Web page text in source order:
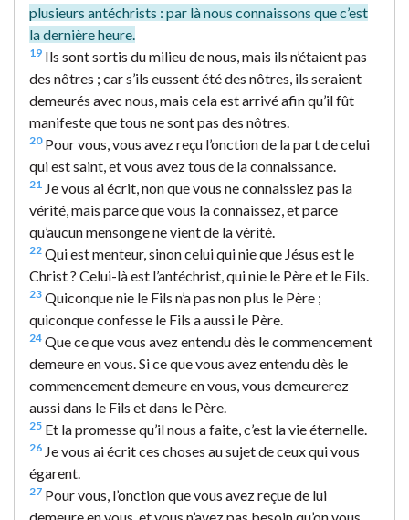
plusieurs antéchrists : par là nous connaissons que c’est
la dernière heure.
19 Ils sont sortis du milieu de nous, mais ils n’étaient pas
des nôtres ; car s’ils eussent été des nôtres, ils seraient
demeurés avec nous, mais cela est arrivé afin qu’il fût
manifeste que tous ne sont pas des nôtres.
20Pour vous, vous avez reçu l’onction de la part de celui
qui est saint, et vous avez tous de la connaissance.
21 Je vous ai écrit, non que vous ne connaissiez pas la
vérité, mais parce que vous la connaissez, et parce
qu’aucun mensonge ne vient de la vérité.
22 Qui est menteur, sinon celui qui nie que Jésus est le
Christ ? Celui-là est l’antéchrist, qui nie le Père et le Fils.
23 Quiconque nie le Fils n’a pas non plus le Père ;
quiconque confesse le Fils a aussi le Père.
24 Que ce que vous avez entendu dès le commencement
demeure en vous. Si ce que vous avez entendu dès le
commencement demeure en vous, vous demeurerez
aussi dans le Fils et dans le Père.
25 Et la promesse qu’il nous a faite, c’est la vie éternelle.
26 Je vous ai écrit ces choses au sujet de ceux qui vous
égarent.
27 Pour vous, l’onction que vous avez reçue de lui
demeure en vous, et vous n’avez pas besoin qu’on vous